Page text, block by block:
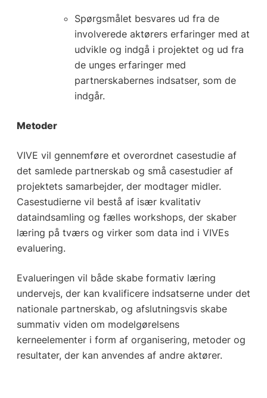
Spørgsmålet besvares ud fra de
involverede aktørers erfaringer med at
udvikle og indgå i projektet og ud fra
de unges erfaringer med
partnerskabernes indsatser, som de
indgår.
Metoder
VIVE vil gennemføre et overordnet casestudie af
det samlede partnerskab og små casestudier af
projektets samarbejder, der modtager midler.
Casestudierne vil bestå af især kvalitativ
dataindsamling og fælles workshops, der skaber
læring på tværs og virker som data ind i VIVEs
evaluering.
Evalueringen vil både skabe formativ læring
undervejs, der kan kvalificere indsatserne under det
nationale partnerskab, og afslutningsvis skabe
summativ viden om modelgørelsens
kerneelementer i form af organisering, metoder og
resultater, der kan anvendes af andre aktører.